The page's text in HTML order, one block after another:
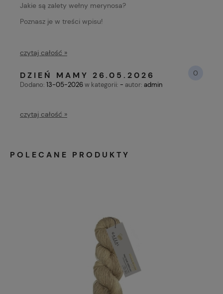
Jakie są zalety wełny merynosa?
Poznasz je w treści wpisu!
czytaj całość »
DZIEŃ MAMY 26.05.2026 0
Dodano: 13-05-2026w kategorii: - autor: admin
czytaj całość »
POLECANE PRODUKTY